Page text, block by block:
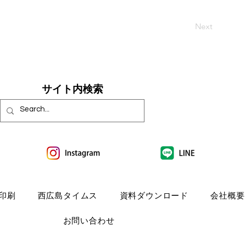
Next
​サイト内検索
刷 西広島タイムス 資料ダウンロード 会社概要
お問い合わせ